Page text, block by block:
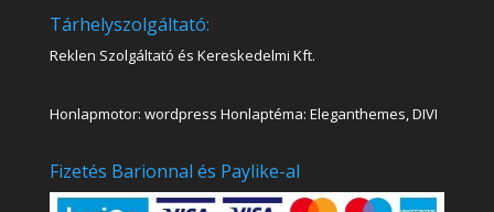
Tárhelyszolgáltató:
Reklen Szolgáltató és Kereskedelmi Kft.
Honlapmotor: wordpress Honlaptéma: Eleganthemes, DIVI
Fizetés Barionnal és Paylike-al